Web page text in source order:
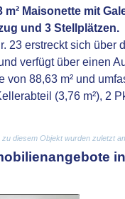
m² Maisonette mit
und 3 Stellplätzen.
23 erstreckt sich über
verfügt über einen
von 88,63 m² und
(3,76 m²), 2
zu diesem Objekt wurden zuletzt